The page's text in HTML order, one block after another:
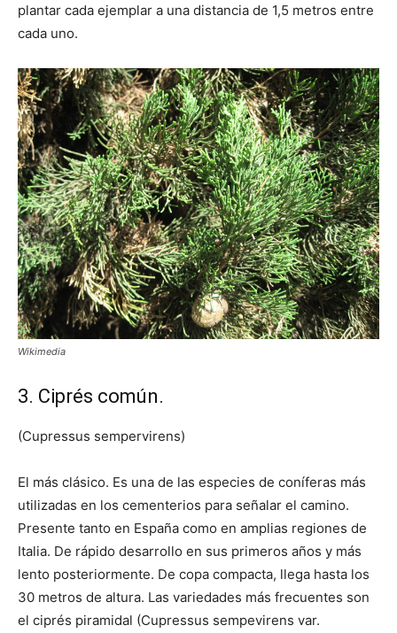
plantar cada ejemplar a una distancia de 1,5 metros entre
cada uno.
Wikimedia
3. Ciprés común.
(Cupressus sempervirens)
El más clásico. Es una de las especies de coníferas más
utilizadas en los cementerios para señalar el camino.
Presente tanto en España como en amplias regiones de
Italia. De rápido desarrollo en sus primeros años y más
lento posteriormente. De copa compacta, llega hasta los
30 metros de altura. Las variedades más frecuentes son
el ciprés piramidal (Cupressus sempevirens var.